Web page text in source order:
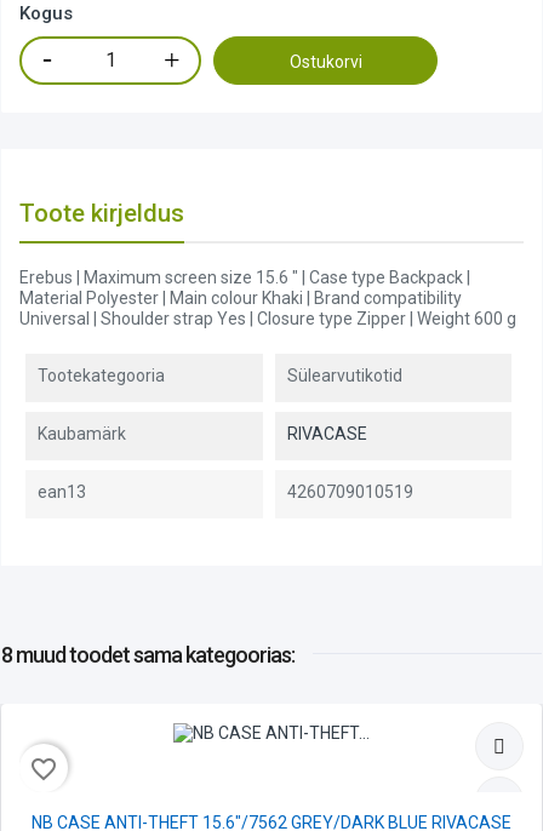
Kogus
Ostukorvi
Toote kirjeldus
Erebus | Maximum screen size 15.6 " | Case type Backpack |
Material Polyester | Main colour Khaki | Brand compatibility
Universal | Shoulder strap Yes | Closure type Zipper | Weight 600 g
Tootekategooria Sülearvutikotid
Kaubamärk RIVACASE
ean13 4260709010519
8 muud toodetsama kategoorias:
favorite_border
NB CASE ANTI-THEFT 15.6"/7562 GREY/DARK BLUE RIVACASE